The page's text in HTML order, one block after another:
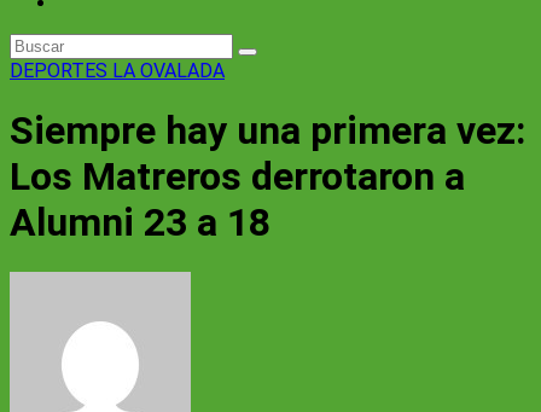
DEPORTES LA OVALADA
Siempre hay una primera vez:
Los Matreros derrotaron a
Alumni 23 a 18